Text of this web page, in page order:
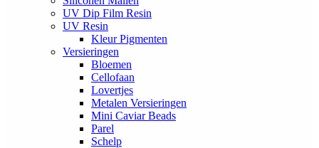
UV Dip Film Resin
UV Resin
Kleur Pigmenten
Versieringen
Bloemen
Cellofaan
Lovertjes
Metalen Versieringen
Mini Caviar Beads
Parel
Schelp